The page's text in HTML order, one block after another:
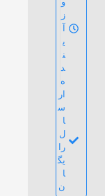
ز
ی
ن
د
ه
ار
س
ا
ل
را
یگ
ا
ن